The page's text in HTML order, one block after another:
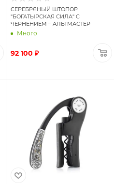
СЕРЕБРЯНЫЙ ШТОПОР
"БОГАТЫРСКАЯ СИЛА" С
ЧЕРНЕНИЕМ – АЛЬТМАСТЕР
Много
92 100 ₽